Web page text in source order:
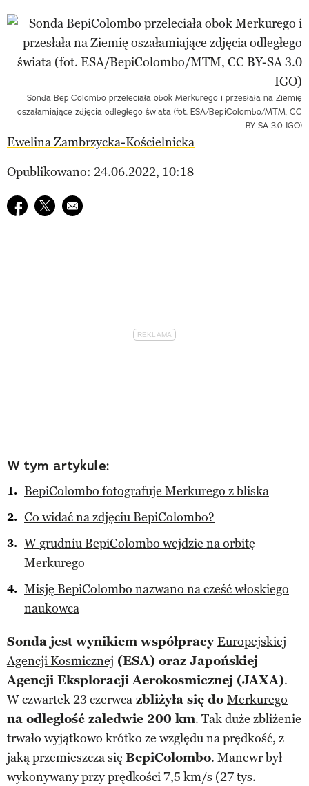
Sonda BepiColombo przeleciała obok Merkurego i przesłała na Ziemię
oszałamiające zdjęcia odległego świata (fot. ESA/BepiColombo/MTM, CC
BY-SA 3.0 IGO)
Ewelina Zambrzycka-Kościelnicka
Opublikowano: 24.06.2022, 10:18
Udostępnij na facebook
Udostępnij na twitter
E-mail do przyjaciela
W tym artykule:
BepiColombo fotografuje Merkurego z bliska
Co widać na zdjęciu BepiColombo?
W grudniu BepiColombo wejdzie na orbitę
Merkurego
Misję BepiColombo nazwano na cześć włoskiego
naukowca
Sonda jest wynikiem współpracyEuropejskiej
Agencji Kosmicznej (ESA) oraz Japońskiej
Agencji Eksploracji Aerokosmicznej (JAXA).
W czwartek 23 czerwca zbliżyła się do Merkurego
na odległość zaledwie 200 km. Tak duże zbliżenie
trwało wyjątkowo krótko ze względu na prędkość, z
jaką przemieszcza się BepiColombo. Manewr był
wykonywany przy prędkości 7,5 km/s (27 tys.